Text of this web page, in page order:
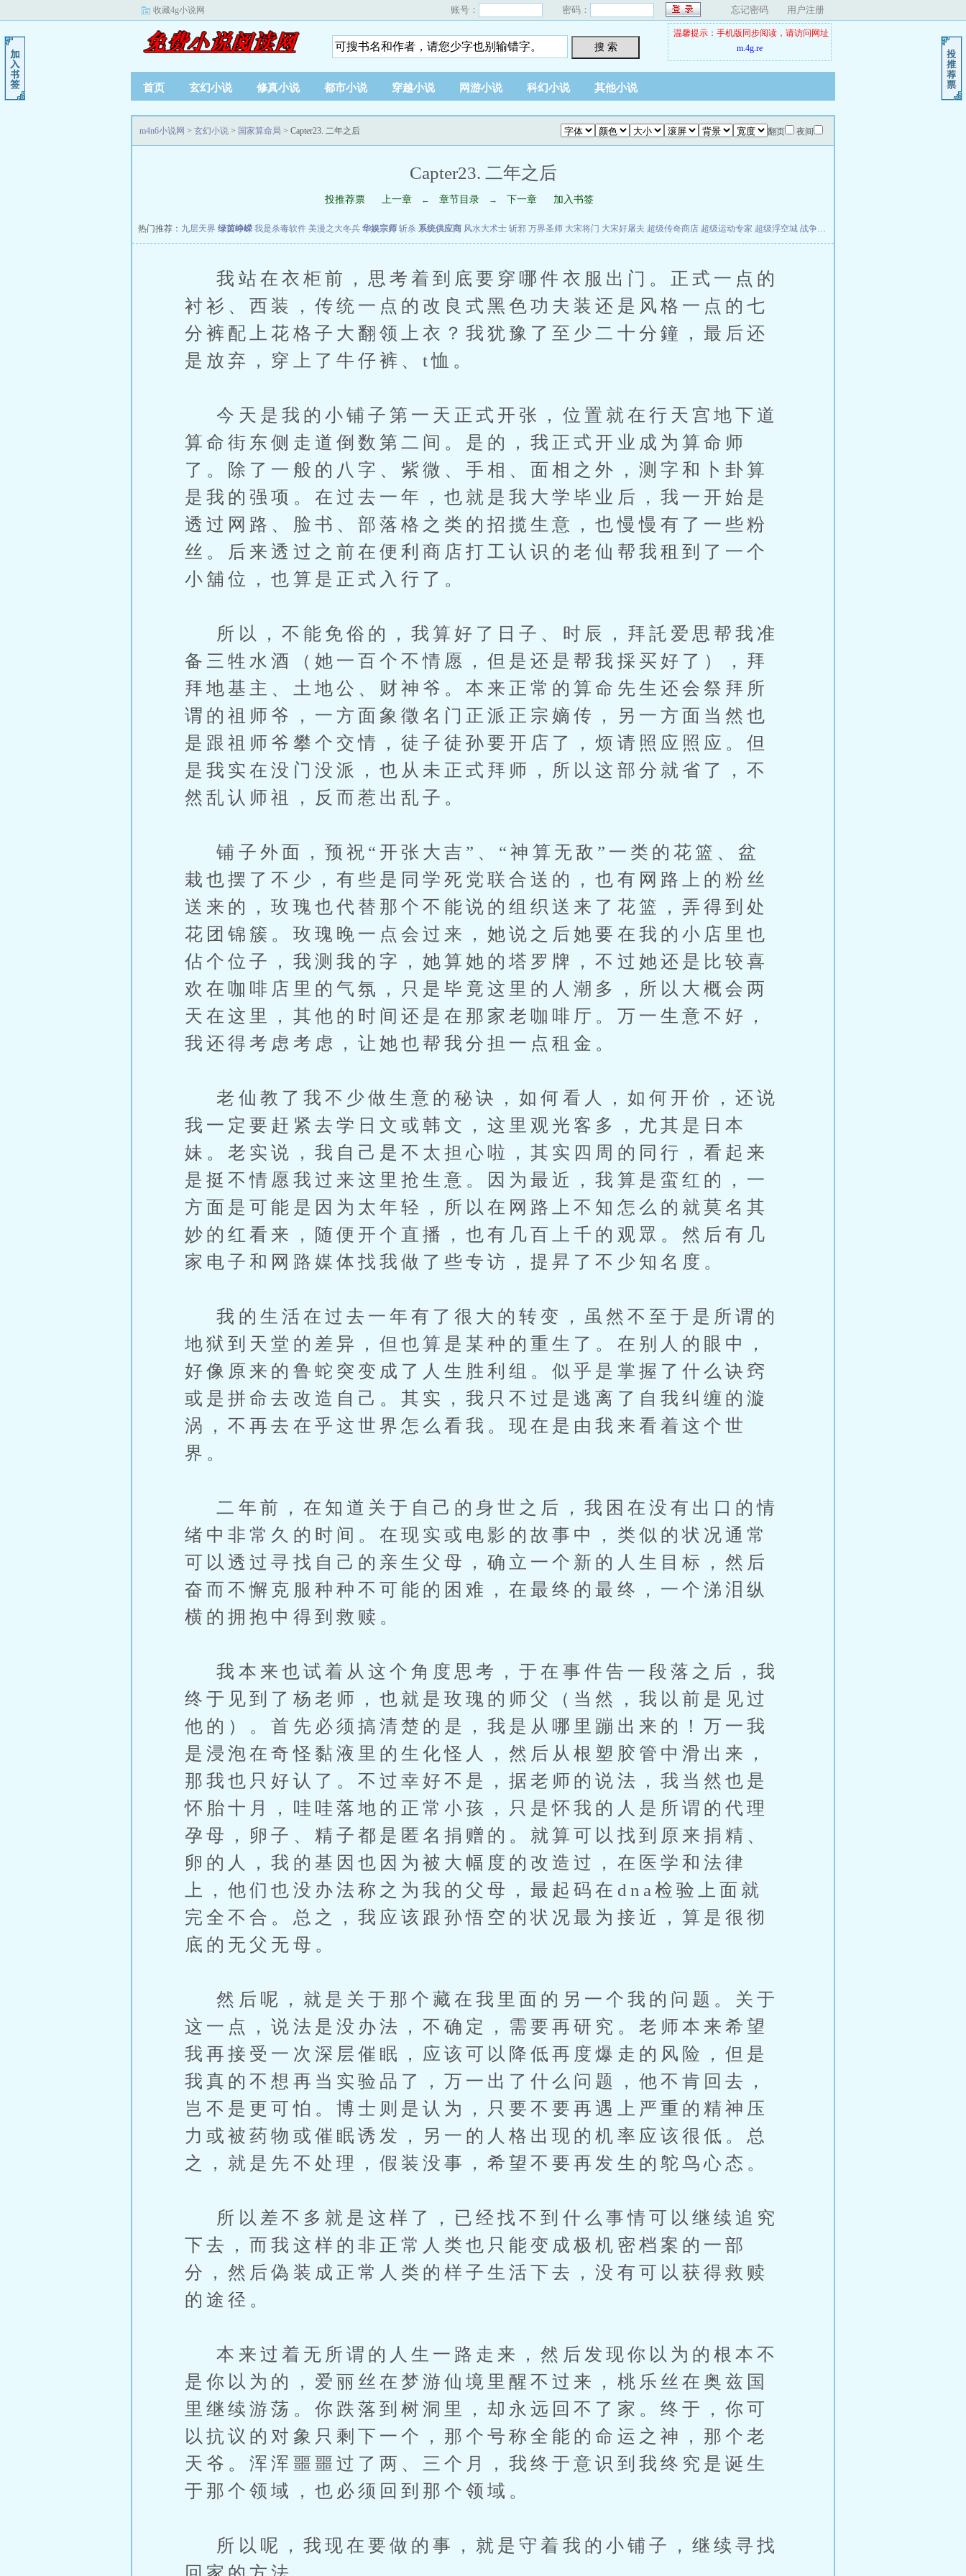
收藏4g小说网 账号： 密码： 忘记密码 用户注册
搜 索
温馨提示：手机版同步阅读，请访问网址
m.4g.re
首页 玄幻小说 修真小说 都市小说 穿越小说 网游小说 科幻小说 其他小说
翻页 夜间
m4n6小说网 > 玄幻小说 > 国家算命局 > Capter23. 二年之后
Capter23. 二年之后
投推荐票 上一章 ← 章节目录 → 下一章 加入书签
热门推荐： 九层天界 绿茵峥嵘 我是杀毒软件 美漫之大冬兵 华娱宗师 斩杀 系统供应商 风水大术士 斩邪 万界圣师 大宋将门 大宋好屠夫 超级传奇商店 超级运动专家 超级浮空城 战争天堂
我站在衣柜前，思考着到底要穿哪件衣服出门。正式一点的
衬衫、西装，传统一点的改良式黑色功夫装还是风格一点的七
分裤配上花格子大翻领上衣？我犹豫了至少二十分鐘，最后还
是放弃，穿上了牛仔裤、t恤。
今天是我的小铺子第一天正式开张，位置就在行天宫地下道
算命街东侧走道倒数第二间。是的，我正式开业成为算命师
了。除了一般的八字、紫微、手相、面相之外，测字和卜卦算
是我的强项。在过去一年，也就是我大学毕业后，我一开始是
透过网路、脸书、部落格之类的招揽生意，也慢慢有了一些粉
丝。后来透过之前在便利商店打工认识的老仙帮我租到了一个
小舖位，也算是正式入行了。
所以，不能免俗的，我算好了日子、时辰，拜託爱思帮我准
备三牲水酒（她一百个不情愿，但是还是帮我採买好了），拜
拜地基主、土地公、财神爷。本来正常的算命先生还会祭拜所
谓的祖师爷，一方面象徵名门正派正宗嫡传，另一方面当然也
是跟祖师爷攀个交情，徒子徒孙要开店了，烦请照应照应。但
是我实在没门没派，也从未正式拜师，所以这部分就省了，不
然乱认师祖，反而惹出乱子。
铺子外面，预祝“开张大吉”、“神算无敌”一类的花篮、盆
栽也摆了不少，有些是同学死党联合送的，也有网路上的粉丝
送来的，玫瑰也代替那个不能说的组织送来了花篮，弄得到处
花团锦簇。玫瑰晚一点会过来，她说之后她要在我的小店里也
佔个位子，我测我的字，她算她的塔罗牌，不过她还是比较喜
欢在咖啡店里的气氛，只是毕竟这里的人潮多，所以大概会两
天在这里，其他的时间还是在那家老咖啡厅。万一生意不好，
我还得考虑考虑，让她也帮我分担一点租金。
老仙教了我不少做生意的秘诀，如何看人，如何开价，还说
我一定要赶紧去学日文或韩文，这里观光客多，尤其是日本
妹。老实说，我自己是不太担心啦，其实四周的同行，看起来
是挺不情愿我过来这里抢生意。因为最近，我算是蛮红的，一
方面是可能是因为太年轻，所以在网路上不知怎么的就莫名其
妙的红看来，随便开个直播，也有几百上千的观眾。然后有几
家电子和网路媒体找我做了些专访，提昇了不少知名度。
我的生活在过去一年有了很大的转变，虽然不至于是所谓的
地狱到天堂的差异，但也算是某种的重生了。在别人的眼中，
好像原来的鲁蛇突变成了人生胜利组。似乎是掌握了什么诀窍
或是拼命去改造自己。其实，我只不过是逃离了自我纠缠的漩
涡，不再去在乎这世界怎么看我。现在是由我来看着这个世
界。
二年前，在知道关于自己的身世之后，我困在没有出口的情
绪中非常久的时间。在现实或电影的故事中，类似的状况通常
可以透过寻找自己的亲生父母，确立一个新的人生目标，然后
奋而不懈克服种种不可能的困难，在最终的最终，一个涕泪纵
横的拥抱中得到救赎。
我本来也试着从这个角度思考，于在事件告一段落之后，我
终于见到了杨老师，也就是玫瑰的师父（当然，我以前是见过
他的）。首先必须搞清楚的是，我是从哪里蹦出来的！万一我
是浸泡在奇怪黏液里的生化怪人，然后从根塑胶管中滑出来，
那我也只好认了。不过幸好不是，据老师的说法，我当然也是
怀胎十月，哇哇落地的正常小孩，只是怀我的人是所谓的代理
孕母，卵子、精子都是匿名捐赠的。就算可以找到原来捐精、
卵的人，我的基因也因为被大幅度的改造过，在医学和法律
上，他们也没办法称之为我的父母，最起码在dna检验上面就
完全不合。总之，我应该跟孙悟空的状况最为接近，算是很彻
底的无父无母。
然后呢，就是关于那个藏在我里面的另一个我的问题。关于
这一点，说法是没办法，不确定，需要再研究。老师本来希望
我再接受一次深层催眠，应该可以降低再度爆走的风险，但是
我真的不想再当实验品了，万一出了什么问题，他不肯回去，
岂不是更可怕。博士则是认为，只要不要再遇上严重的精神压
力或被药物或催眠诱发，另一的人格出现的机率应该很低。总
之，就是先不处理，假装没事，希望不要再发生的鸵鸟心态。
所以差不多就是这样了，已经找不到什么事情可以继续追究
下去，而我这样的非正常人类也只能变成极机密档案的一部
分，然后偽装成正常人类的样子生活下去，没有可以获得救赎
的途径。
本来过着无所谓的人生一路走来，然后发现你以为的根本不
是你以为的，爱丽丝在梦游仙境里醒不过来，桃乐丝在奥兹国
里继续游荡。你跌落到树洞里，却永远回不了家。终于，你可
以抗议的对象只剩下一个，那个号称全能的命运之神，那个老
天爷。浑浑噩噩过了两、三个月，我终于意识到我终究是诞生
于那个领域，也必须回到那个领域。
所以呢，我现在要做的事，就是守着我的小铺子，继续寻找